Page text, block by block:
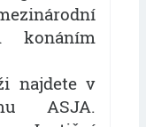
konáním
najdete v
ASJA.